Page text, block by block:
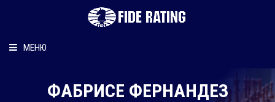
МЕНЮ
ФАБРИCЕ ФЕРНАНДЕЗ